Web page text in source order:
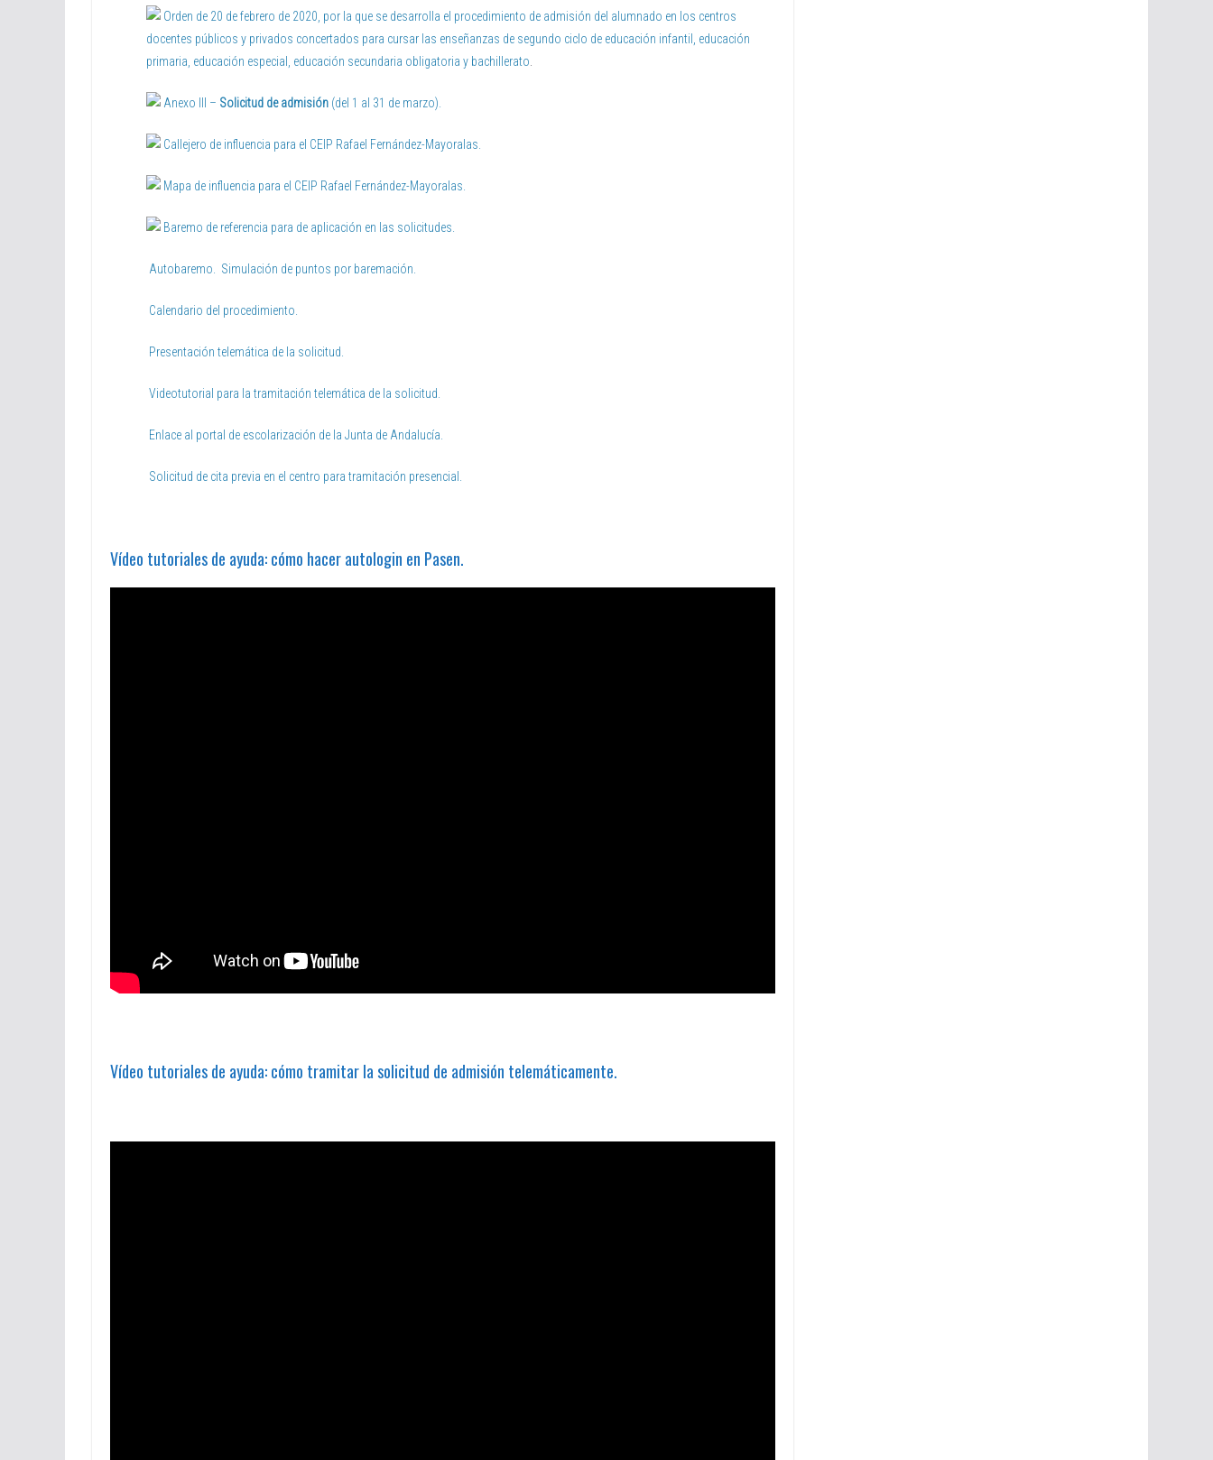
Orden de 20 de febrero de 2020, por la que se desarrolla el procedimiento de admisión del alumnado en los centros
docentes públicos y privados concertados para cursar las enseñanzas de segundo ciclo de educación infantil, educación
primaria, educación especial, educación secundaria obligatoria y bachillerato
Anexo III – Solicitud de admisión (del 1 al 31 de marzo).
Callejero de influencia para el CEIP Rafael Fernández-Mayoralas.
Mapa de influencia para el CEIP Rafael Fernández-Mayoralas.
Baremo de referencia para de aplicación en las solicitudes.
Autobaremo. Simulación de puntos por baremación.
Calendario del procedimiento.
Presentación telemática de la solicitud.
Videotutorial para la tramitación telemática de la solicitud.
Enlace al portal de escolarización de la Junta de Andalucía.
Solicitud de cita previa en el centro para tramitación presencial.
Vídeo tutoriales de ayuda: cómo hacer autologin en Pasen.
Vídeo tutoriales de ayuda: cómo tramitar la solicitud de admisión telemáticamente.